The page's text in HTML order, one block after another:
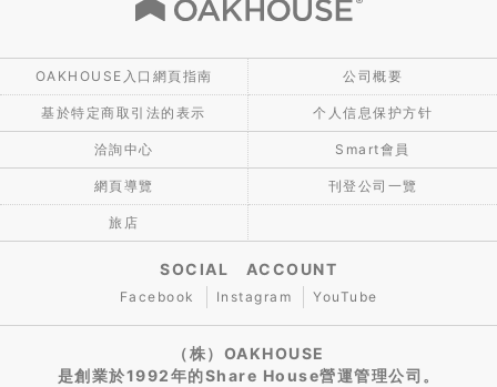
OAKHOUSE入口網頁指南 公司概要
基於特定商取引法的表示 个人信息保护方针
洽詢中心 Smart會員
網頁導覽 刊登公司一覽
旅店
SOCIAL ACCOUNT
Facebook Instagram YouTube
（株）OAKHOUSE
是創業於1992年的Share House營運管理公司。